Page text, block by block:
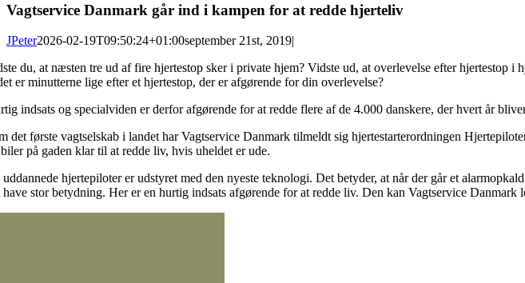
Vagtservice Danmark går ind i kampen for at redde hjerteliv
JPeter2026-02-19T09:50:24+01:00september 21st, 2019|
du, at næsten tre ud af fire hjertestop sker i private hjem? Vidste ud, at overlevelse efter hjertestop
er minutterne lige efter et hjertestop, der er afgørende for din overlevelse?
indsats og specialviden er derfor afgørende for at redde flere af de 4.000 danskere, der hvert år
det første vagtselskab i landet har Vagtservice Danmark tilmeldt sig hjertestarterordningen
på gaden klar til at redde liv, hvis uheldet er ude.
uddannede hjertepiloter er udstyret med den nyeste teknologi. Det betyder, at når der går et
have stor betydning. Her er en hurtig indsats afgørende for at redde liv. Den kan Vagtservice Danmark